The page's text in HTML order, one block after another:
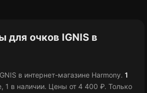
для очков IGNIS в
в интернет-магазине Harmony. 1
, 1 в наличии. Цены от 4 400 ₽. Только